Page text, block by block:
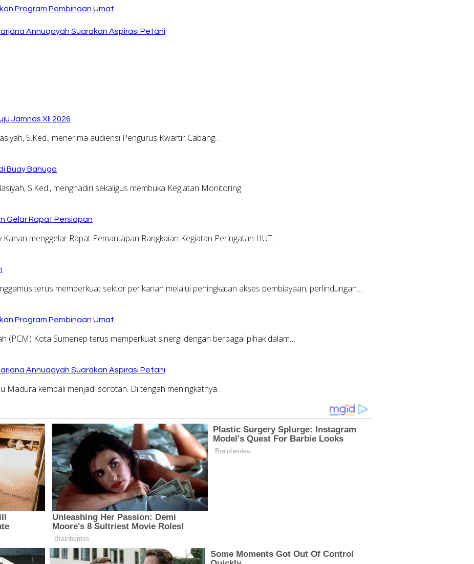
Program Pembinaan Umat
Annuqayah Suarakan Aspirasi Petani
Jamnas XII 2026
S.Ked., menerima audiensi Pengurus Kwartir Cabang…
Buay Bahuga
S.Ked., menghadiri sekaligus membuka Kegiatan Monitoring…
Gelar Rapat Persiapan
menggelar Rapat Pemantapan Rangkaian Kegiatan Peringatan HUT…
terus memperkuat sektor perikanan melalui peningkatan akses pembiayaan, perlindungan…
Program Pembinaan Umat
(PCM) Kota Sumenep terus memperkuat sinergi dengan berbagai pihak dalam…
Annuqayah Suarakan Aspirasi Petani
Madura kembali menjadi sorotan. Di tengah meningkatnya…